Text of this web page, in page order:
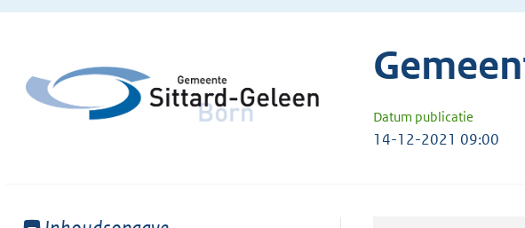
Datum publicatie
14-12-2021 09:00